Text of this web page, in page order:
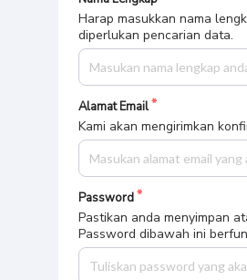
Harap masukkan nama
diperlukan pencarian data.
Alamat Email
Kami akan mengirimkan
Password
Pastikan anda menyimpan
Password dibawah ini